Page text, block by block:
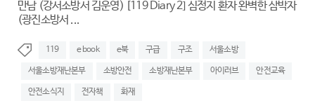
만남 (강서소방서 김운영) [119 Diary 2] 심정지 환자 완벽한 삼박자
(광진소방서 ...
119 e book e북 구급 구조 서울소방
서울소방재난본부 소방안전 소방재난본부 아이러브 안전교육
안전소식지 전자책 화재